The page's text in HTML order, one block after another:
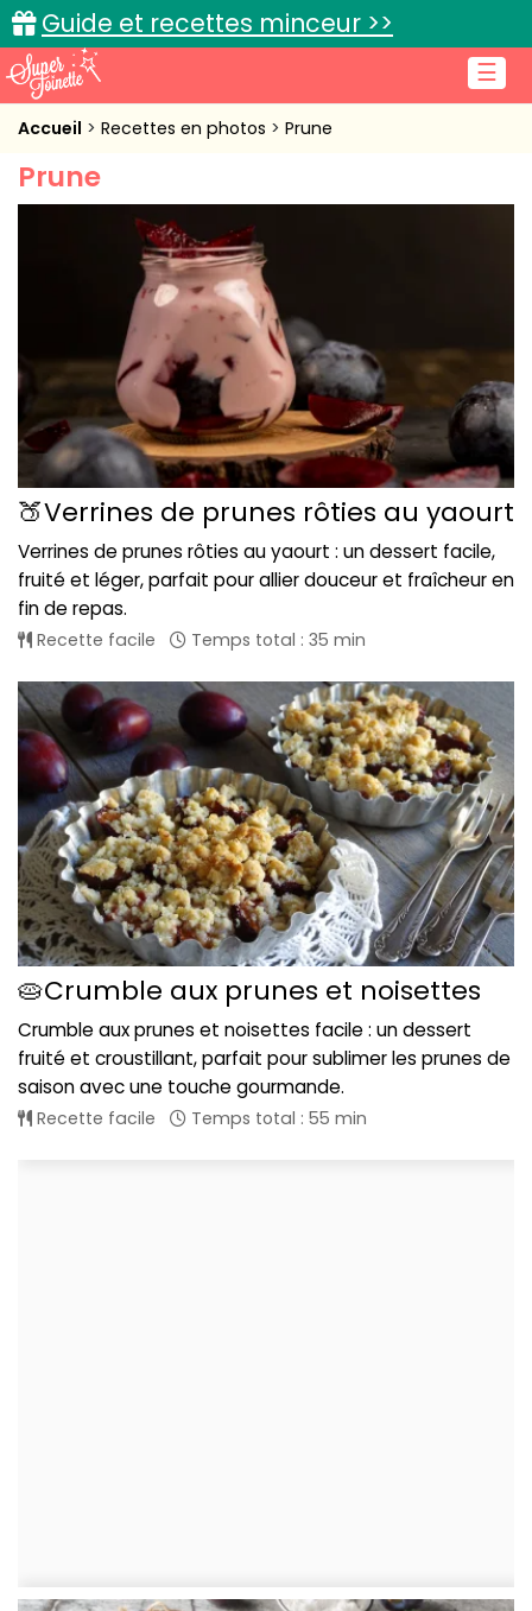
☰
Guide et recettes minceur >>
Accueil
Recettes de cuisine
Cuisine pratique
Connexion
Accueil Recettes en photos Prune
Prune
🍑Verrines de prunes rôties au yaourt
Verrines de prunes rôties au yaourt : un dessert facile,
fruité et léger, parfait pour allier douceur et fraîcheur en
fin de repas.
Recette facile Temps total : 35 min
🥧Crumble aux prunes et noisettes
Crumble aux prunes et noisettes facile : un dessert
fruité et croustillant, parfait pour sublimer les prunes de
saison avec une touche gourmande.
Recette facile Temps total : 55 min